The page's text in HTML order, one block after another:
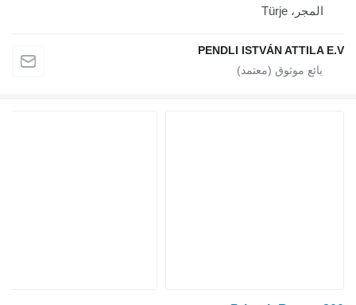
المجر، Türje
PENDLI ISTVÁN ATTILA E.V